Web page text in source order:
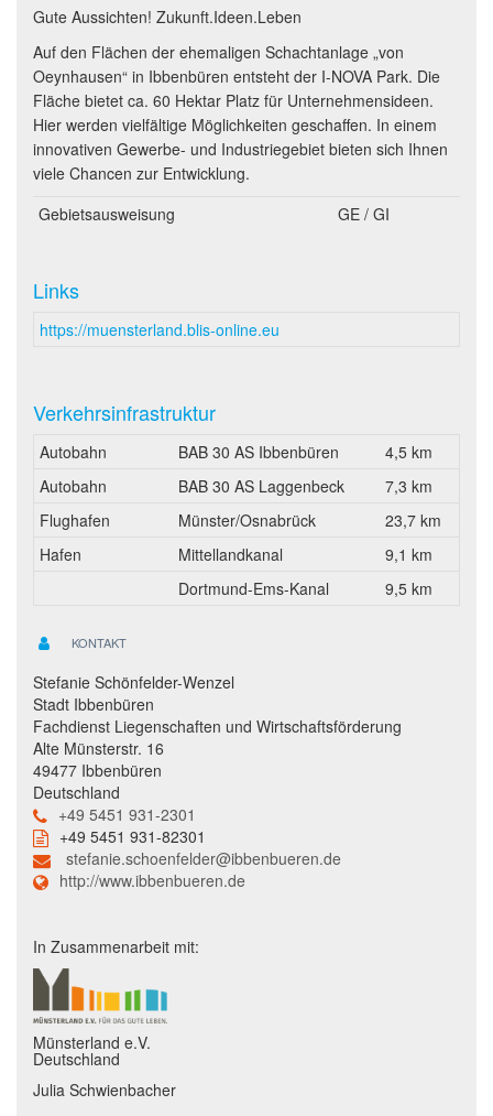
Gute Aussichten! Zukunft.Ideen.Leben
Auf den Flächen der ehemaligen Schachtanlage „von
Oeynhausen“ in Ibbenbüren entsteht der I-NOVA Park. Die
Fläche bietet ca. 60 Hektar Platz für Unternehmensideen.
Hier werden vielfältige Möglichkeiten geschaffen. In einem
innovativen Gewerbe- und Industriegebiet bieten sich Ihnen
viele Chancen zur Entwicklung.
Gebietsausweisung
GE / GI
Links
https://muensterland.blis-online.eu
Verkehrsinfrastruktur
Autobahn BAB 30 AS Ibbenbüren
4,5 km
Autobahn
BAB 30 AS Laggenbeck
7,3 km
Flughafen
Münster/Osnabrück
23,7 km
Hafen
Mittellandkanal
9,1 km
Dortmund-Ems-Kanal
9,5 km
KONTAKT
Stefanie Schönfelder-Wenzel
Stadt Ibbenbüren
Fachdienst Liegenschaften und Wirtschaftsförderung
Alte Münsterstr. 16
49477 Ibbenbüren
Deutschland
+49 5451 931-2301
+49 5451 931-82301
stefanie.schoenfelder@ibbenbueren.de
http://www.ibbenbueren.de
In Zusammenarbeit mit:
Münsterland e.V.
Deutschland
Julia Schwienbacher